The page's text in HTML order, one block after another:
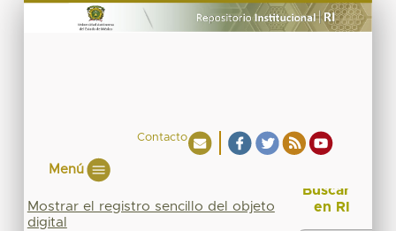
Contacto
Menú
Mostrar el registro sencillo del objeto
digital
Buscar
en RI